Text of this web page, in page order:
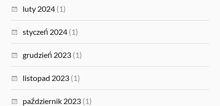
luty 2024 (1)
styczeń 2024 (1)
grudzień 2023 (1)
listopad 2023 (1)
październik 2023 (1)